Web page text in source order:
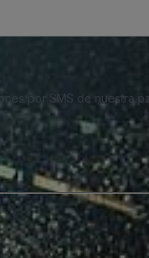
por SMS de nuestra